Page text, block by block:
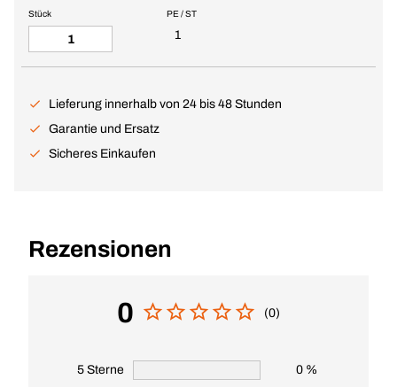
PE / ST
1
Stück
Lieferung innerhalb von 24 bis 48 Stunden
Garantie und Ersatz
Sicheres Einkaufen
Rezensionen
0 (0)
5 Sterne 0 %